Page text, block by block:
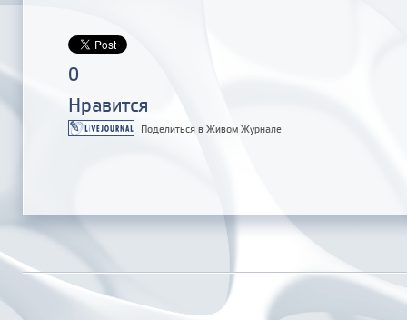
0
Нравится
Поделиться в Живом Журнале